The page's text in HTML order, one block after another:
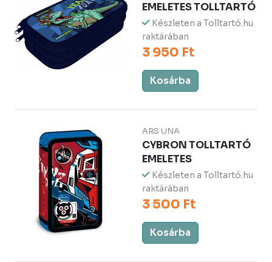
EMELETES TOLLTARTÓ
Készleten a Tolltartó.hu
raktárában
3 950 Ft
Kosárba
ARS UNA
CYBRON TOLLTARTÓ
EMELETES
Készleten a Tolltartó.hu
raktárában
3 500 Ft
Kosárba